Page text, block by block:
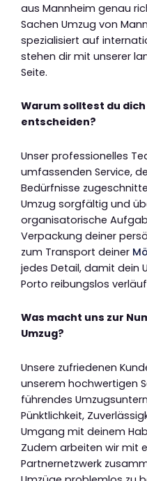
aus Mannheim genau
Sachen Umzug von
spezialisiert auf
stehen dir mit unserer
Seite.
Warum solltest du dich
entscheiden?
Unser professionelles
umfassenden Service,
Bedürfnisse
Umzug sorgfältig und
organisatorische
Verpackung deiner
zum Transport deiner
jedes Detail, damit dein
Porto reibungslos
Was macht uns zur
Umzug?
Unsere zufriedenen
unserem hochwertigen
führendes
Pünktlichkeit,
Umgang mit deinem
Zudem arbeiten wir mit
Partnernetzwerk